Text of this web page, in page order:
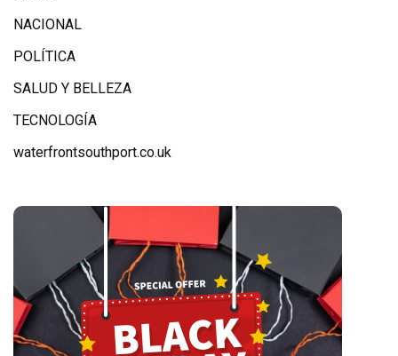
NACIONAL
POLÍTICA
SALUD Y BELLEZA
TECNOLOGÍA
waterfrontsouthport.co.uk